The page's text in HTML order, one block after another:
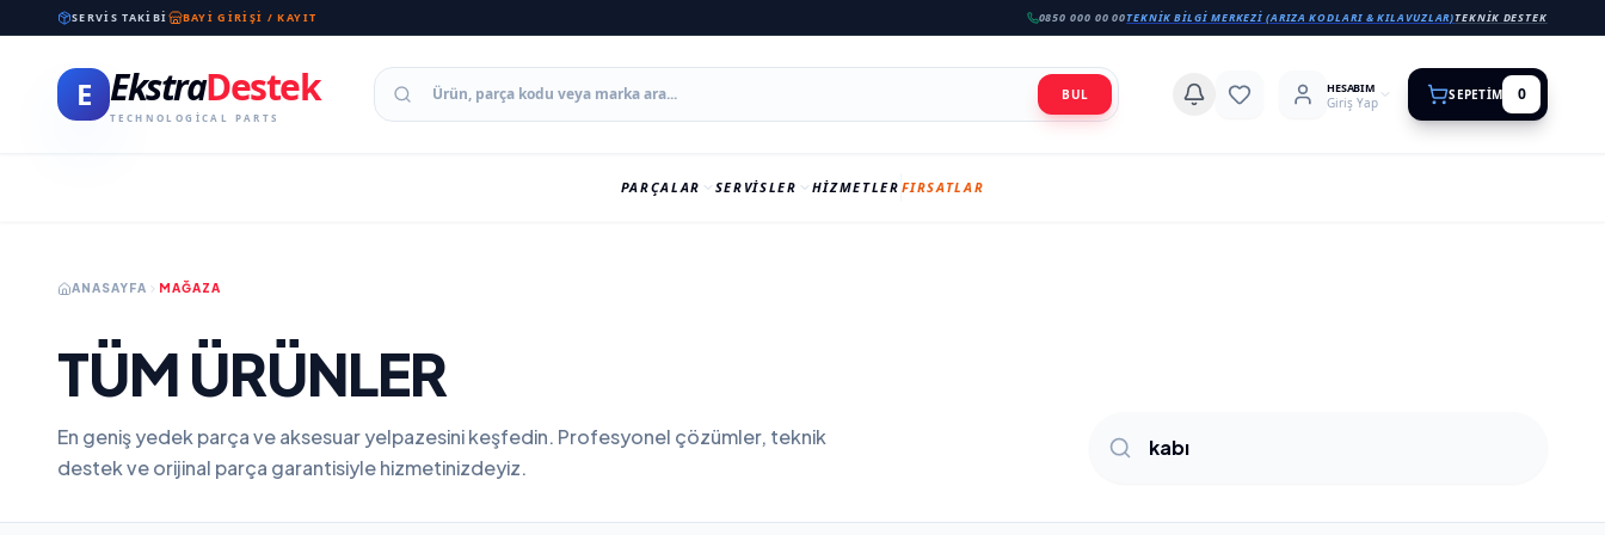
SERVIS TAKIBI BAYI GIRIŞI / KAYIT 0850 000 00 00TEKNIK BILGI MERKEZI (ARIZA KODLARI & KILAVUZLAR)TEKNIK DESTEK
E EkstraDestek
TECHNOLOGICAL PARTS
BUL HESABIM
Giriş Yap SEPETIM 0
PARÇALAR SERVISLER HIZMETLER FIRSATLAR
ANASAYFA MAĞAZA
TÜM ÜRÜNLER
En geniş yedek parça ve aksesuar yelpazesini keşfedin. Profesyonel çözümler, teknik
destek ve orijinal parça garantisiyle hizmetinizdeyiz.